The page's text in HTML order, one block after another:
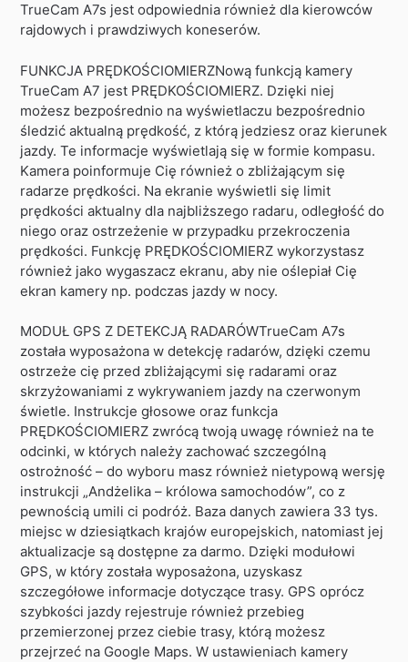
TrueCam A7s jest odpowiednia również dla kierowców
rajdowych i prawdziwych koneserów.
FUNKCJA PRĘDKOŚCIOMIERZNową funkcją kamery
TrueCam A7 jest PRĘDKOŚCIOMIERZ. Dzięki niej
możesz bezpośrednio na wyświetlaczu bezpośrednio
śledzić aktualną prędkość, z którą jedziesz oraz kierunek
jazdy. Te informacje wyświetlają się w formie kompasu.
Kamera poinformuje Cię również o zbliżającym się
radarze prędkości. Na ekranie wyświetli się limit
prędkości aktualny dla najbliższego radaru, odległość do
niego oraz ostrzeżenie w przypadku przekroczenia
prędkości. Funkcję PRĘDKOŚCIOMIERZ wykorzystasz
również jako wygaszacz ekranu, aby nie oślepiał Cię
ekran kamery np. podczas jazdy w nocy.
MODUŁ GPS Z DETEKCJĄ RADARÓWTrueCam A7s
została wyposażona w detekcję radarów, dzięki czemu
ostrzeże cię przed zbliżającymi się radarami oraz
skrzyżowaniami z wykrywaniem jazdy na czerwonym
świetle. Instrukcje głosowe oraz funkcja
PRĘDKOŚCIOMIERZ zwrócą twoją uwagę również na te
odcinki, w których należy zachować szczególną
ostrożność – do wyboru masz również nietypową wersję
instrukcji „Andżelika – królowa samochodów”, co z
pewnością umili ci podróż. Baza danych zawiera 33 tys.
miejsc w dziesiątkach krajów europejskich, natomiast jej
aktualizacje są dostępne za darmo. Dzięki modułowi
GPS, w który została wyposażona, uzyskasz
szczegółowe informacje dotyczące trasy. GPS oprócz
szybkości jazdy rejestruje również przebieg
przemierzonej przez ciebie trasy, którą możesz
przejrzeć na Google Maps. W ustawieniach kamery